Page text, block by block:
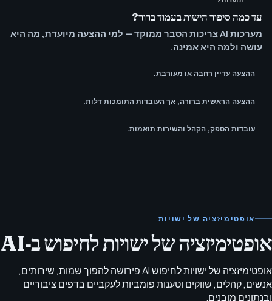
עד כמה סיפור הישות בעמוד ברור?
מערכות AI צריכות הסבר ממוקד — למי ההצעה מיועדת, מה היא
עושה ולמה היא אמינה.
ההצעה עדיין רחבה או מעורבת.
ההצעה הראשית ברורה, אך העובדות התומכות דלות.
עובדות הספק, הקהל והשירות תואמות.
אופטימיזציה של ישויות
אופטימיזציה של ישויות לחיפוש ב‑AI
אופטימיזציה של ישויות לחיפוש AI פירושה להפוך שמות, שירותים,
אנשים, קהלים, שווקים וטענות פומביות לעקביים בדפים ציבוריים
ובנתונים מובנים.